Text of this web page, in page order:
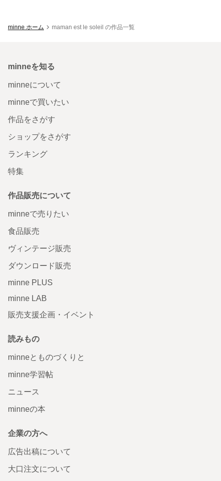
minne ホーム maman est le soleil の作品一覧
minneを知る
minneについて
minneで買いたい
作品をさがす
ショップをさがす
ランキング
特集
作品販売について
minneで売りたい
食品販売
ヴィンテージ販売
ダウンロード販売
minne PLUS
minne LAB
販売支援企画・イベント
読みもの
minneとものづくりと
minne学習帖
ニュース
minneの本
企業の方へ
広告出稿について
大口注文について